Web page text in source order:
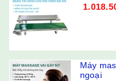
Máy
ngoại